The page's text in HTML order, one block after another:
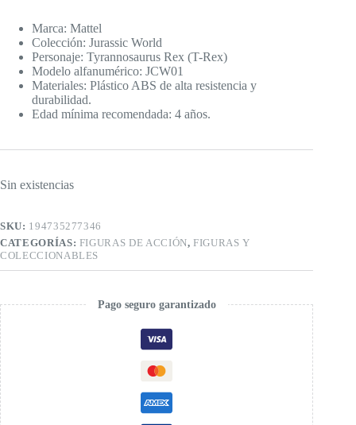
original
era:
$1,299.00.
actual
es:
$749.00.
Marca: Mattel
Colección: Jurassic World
Personaje: Tyrannosaurus Rex (T-Rex)
Modelo alfanumérico: JCW01
Materiales: Plástico ABS de alta resistencia y
durabilidad.
Edad mínima recomendada: 4 años.
Sin existencias
SKU: 194735277346
CATEGORÍAS: FIGURAS DE ACCIÓN,FIGURAS Y
COLECCIONABLES
Pago seguro garantizado